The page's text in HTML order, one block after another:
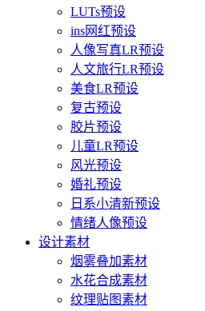
LUTs预设
ins网红预设
人像写真LR预设
人文旅行LR预设
美食LR预设
复古预设
胶片预设
儿童LR预设
风光预设
婚礼预设
日系小清新预设
情绪人像预设
设计素材
烟雾叠加素材
水花合成素材
纹理贴图素材